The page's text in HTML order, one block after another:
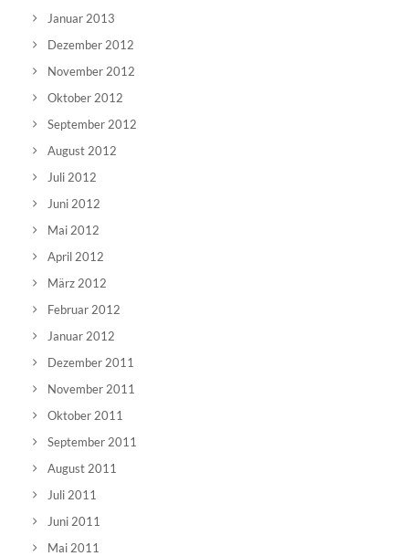
Januar 2013
Dezember 2012
November 2012
Oktober 2012
September 2012
August 2012
Juli 2012
Juni 2012
Mai 2012
April 2012
März 2012
Februar 2012
Januar 2012
Dezember 2011
November 2011
Oktober 2011
September 2011
August 2011
Juli 2011
Juni 2011
Mai 2011